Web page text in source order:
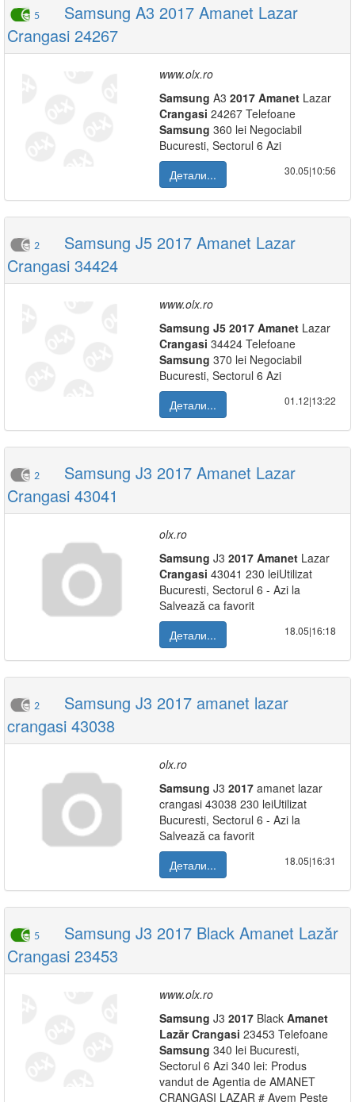
5
Samsung A3 2017 Amanet Lazar
Crangasi 24267
www.olx.ro
Samsung A3 2017 Amanet Lazar
Crangasi 24267 Telefoane
Samsung 360 lei Negociabil
Bucuresti, Sectorul 6 Azi
Детали...
30.05|10:56
2
Samsung J5 2017 Amanet Lazar
Crangasi 34424
www.olx.ro
Samsung J5 2017 Amanet Lazar
Crangasi 34424 Telefoane
Samsung 370 lei Negociabil
Bucuresti, Sectorul 6 Azi
Детали...
01.12|13:22
2
Samsung J3 2017 Amanet Lazar
Crangasi 43041
olx.ro
Samsung J3 2017 Amanet Lazar
Crangasi 43041 230 leiUtilizat
Bucuresti, Sectorul 6 - Azi la
Salvează ca favorit
Детали...
18.05|16:18
2
Samsung J3 2017 amanet lazar
crangasi 43038
olx.ro
Samsung J3 2017 amanet lazar
crangasi 43038 230 leiUtilizat
Bucuresti, Sectorul 6 - Azi la
Salvează ca favorit
Детали...
18.05|16:31
5
Samsung J3 2017 Black Amanet Lazăr
Crangasi 23453
www.olx.ro
Samsung J3 2017 Black Amanet
Lazăr Crangasi 23453 Telefoane
Samsung 340 lei Bucuresti,
Sectorul 6 Azi 340 lei: Produs
vandut de Agentia de AMANET
CRANGASI LAZAR # Avem Peste